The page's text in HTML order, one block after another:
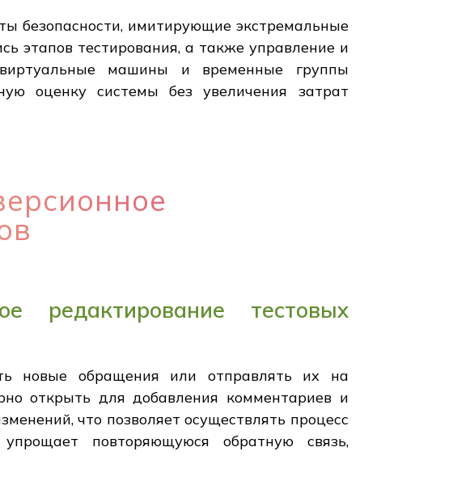
безопасности, имитирующие экстремальные
этапов тестирования, а также управление и
машины и временные группы
оценку системы без увеличения затрат
редактирование тестовых
новые обращения или отправлять их на
открыть для добавления комментариев и
что позволяет осуществлять процесс
повторяющуюся обратную связь,